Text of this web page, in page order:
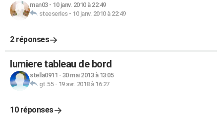
man03- 10 janv. 2010 à 22:49
steeseries- 10 janv. 2010 à 22:49
2 réponses
lumiere tableau de bord
stella0911 - 30 mai 2013 à 13:05
gt.55- 19 avr. 2018 à 16:27
10 réponses